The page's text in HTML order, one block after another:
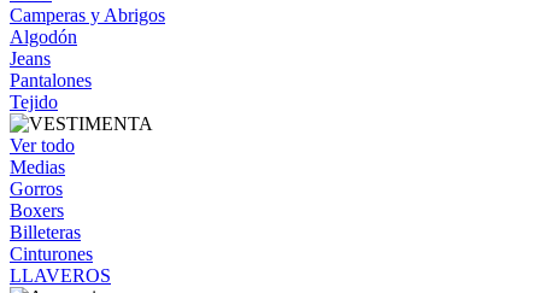
Camperas y Abrigos
Algodón
Jeans
Pantalones
Tejido
Ver todo
Medias
Gorros
Boxers
Billeteras
Cinturones
LLAVEROS